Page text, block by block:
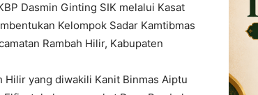
Dasmin Ginting SIK melalui Kasat
Kelompok Sadar Kamtibmas
Rambah Hilir, Kabupaten
Hilir yang diwakili Kanit Binmas Aiptu